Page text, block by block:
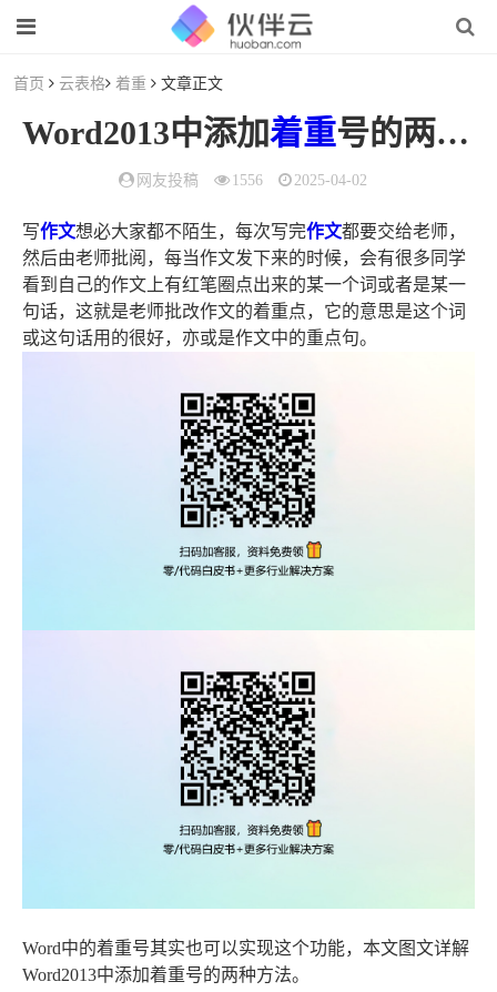
首页 云表格 着重 文章正文
Word2013中添加着重号的两种
网友投稿 1556 2025-04-02
写作文想必大家都不陌生，每次写完作文都要交给老师，
然后由老师批阅，每当作文发下来的时候，会有很多同学
看到自己的作文上有红笔圈点出来的某一个词或者是某一
句话，这就是老师批改作文的着重点，它的意思是这个词
或这句话用的很好，亦或是作文中的重点句。
Word中的着重号其实也可以实现这个功能，本文图文详解
Word2013中添加着重号的两种方法。